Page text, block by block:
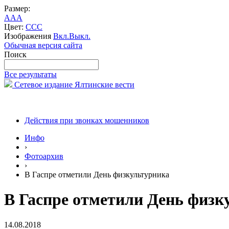
Размер:
AAA
Цвет: CCC
Изображения Вкл.Выкл.
Обычная версия сайта
Поиск
Все результаты
Сетевое издание Ялтинские вести
Действия при звонках мошенников
Инфо
›
Фотоархив
›
В Гаспре отметили День физкультурника
В Гаспре отметили День
14.08.2018